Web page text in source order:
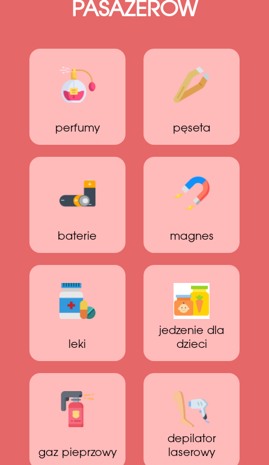
PASAŻERÓW
perfumy pęseta
baterie magnes
leki
jedzenie dla
dzieci
gaz pieprzowy
depilator
laserowy